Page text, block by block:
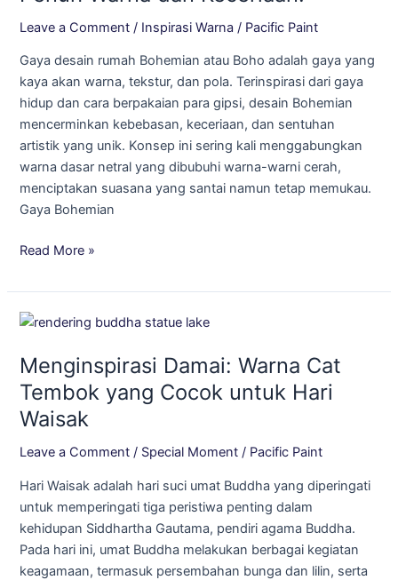
Leave a Comment / Inspirasi Warna / Pacific Paint
Gaya desain rumah Bohemian atau Boho adalah gaya yang
kaya akan warna, tekstur, dan pola. Terinspirasi dari gaya
hidup dan cara berpakaian para gipsi, desain Bohemian
mencerminkan kebebasan, keceriaan, dan sentuhan
artistik yang unik. Konsep ini sering kali menggabungkan
warna dasar netral yang dibubuhi warna-warni cerah,
menciptakan suasana yang santai namun tetap memukau.
Gaya Bohemian
Penuh
Warna
Keceriaan!
Read More »
Menginspirasi Damai: Warna Cat
Tembok yang Cocok untuk Hari
Waisak
Leave a Comment / Special Moment / Pacific Paint
Hari Waisak adalah hari suci umat Buddha yang diperingati
untuk memperingati tiga peristiwa penting dalam
kehidupan Siddhartha Gautama, pendiri agama Buddha.
Pada hari ini, umat Buddha melakukan berbagai kegiatan
keagamaan, termasuk persembahan bunga dan lilin, serta
Menginspirasi
Warna
Cat
yang
Cocok
Hari
Waisak